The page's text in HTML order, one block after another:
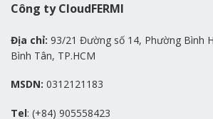
Công ty CloudFERMI
Địa chỉ: 93/21 Đường số 14, Phường Bình
Bình Tân, TP.HCM
MSDN: 0312121183
Tel: (+84) 905558423